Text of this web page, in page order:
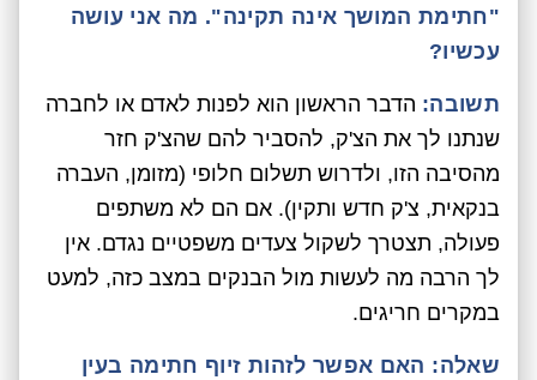
"חתימת המושך אינה תקינה". מה אני עושה
עכשיו?
תשובה: הדבר הראשון הוא לפנות לאדם או לחברה
שנתנו לך את הצ'ק, להסביר להם שהצ'ק חזר
מהסיבה הזו, ולדרוש תשלום חלופי (מזומן, העברה
בנקאית, צ'ק חדש ותקין). אם הם לא משתפים
פעולה, תצטרך לשקול צעדים משפטיים נגדם. אין
לך הרבה מה לעשות מול הבנקים במצב כזה, למעט
במקרים חריגים.
שאלה: האם אפשר לזהות זיוף חתימה בעין